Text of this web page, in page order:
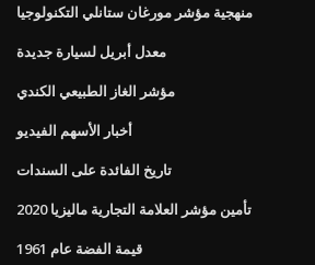
منهجية مؤشر مورغان ستانلي التكنولوجيا
معدل أبريل لسيارة جديدة
مؤشر الغاز الطبيعي الكندي
أخبار الأسهم الفيديو
تاريخ الفائدة على السندات
تأمين مؤشر العلامة التجارية ماليزيا 2020
قيمة الفضة عام 1961